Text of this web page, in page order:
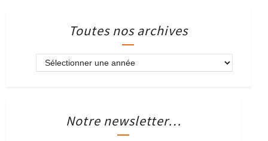
Toutes nos archives
Notre newsletter…